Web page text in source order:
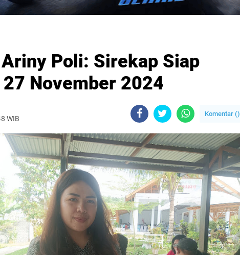
Poli: Sirekap Siap
November 2024
WIB
Komentar ()